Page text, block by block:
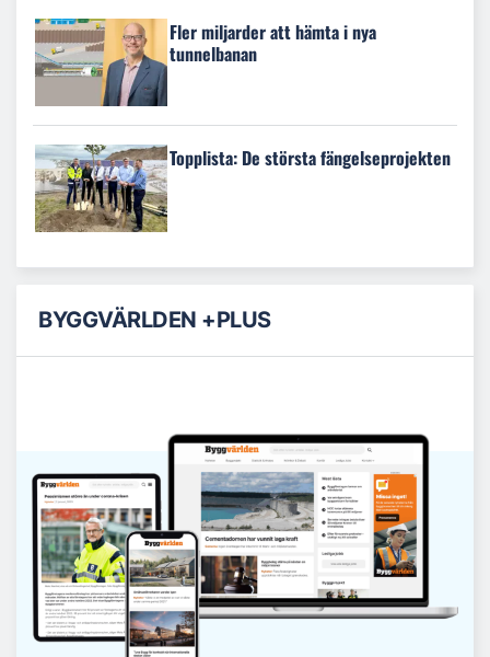
Fler miljarder att hämta i nya
tunnelbanan
Topplista: De största fängelseprojekten
BYGGVÄRLDEN +PLUS